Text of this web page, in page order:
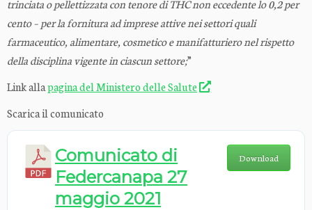
trinciata o pellettizzata con tenore di THC non eccedente lo 0,2 per
cento – per la fornitura ad imprese attive nei settori quali
farmaceutico, alimentare, cosmetico e manifatturiero nel rispetto
della disciplina vigente in ciascun settore;”
Link allapagina del Ministero delle Salute
Scarica il comunicato
Comunicato di
Federcanapa 27
maggio 2021
Download